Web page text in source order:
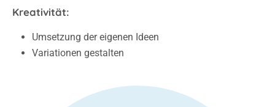
Kreativität:
Umsetzung der eigenen Ideen
Variationen gestalten